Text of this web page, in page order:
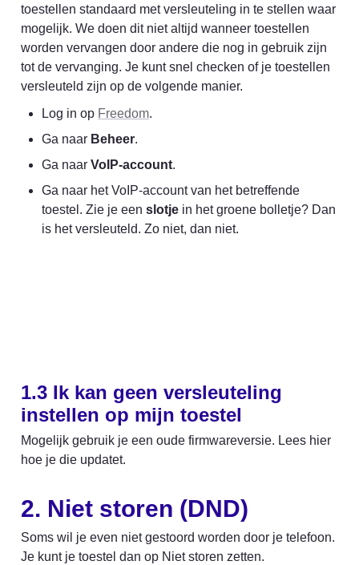
toestellen standaard met versleuteling in te stellen waar
mogelijk. We doen dit niet altijd wanneer toestellen
worden vervangen door andere die nog in gebruik zijn
tot de vervanging. Je kunt snel checken of je toestellen
versleuteld zijn op de volgende manier.
Log in op Freedom.
Ga naar Beheer.
Ga naar VoIP-account.
Ga naar het VoIP-account van het betreffende
toestel. Zie je een slotje in het groene bolletje? Dan
is het versleuteld. Zo niet, dan niet.
1.3 Ik kan geen versleuteling
instellen op mijn toestel
Mogelijk gebruik je een oude firmwareversie. Lees hier
hoe je die updatet.
2. Niet storen (DND)
Soms wil je even niet gestoord worden door je telefoon.
Je kunt je toestel dan op Niet storen zetten.